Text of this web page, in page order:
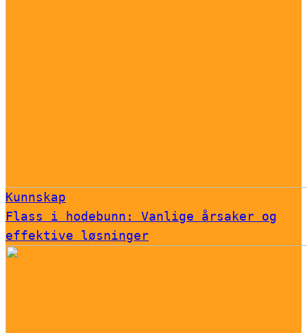
Kunnskap
Flass i hodebunn: Vanlige årsaker og
effektive løsninger